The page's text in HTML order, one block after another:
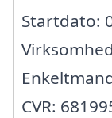
Startdato:
CVR: